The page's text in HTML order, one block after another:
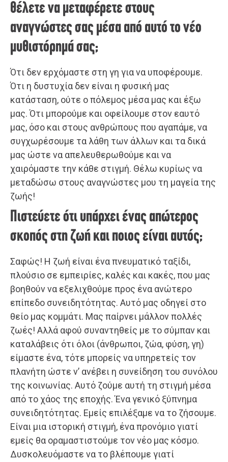
θέλετε να μεταφέρετε στους
αναγνώστες σας μέσα από αυτό το νέο
μυθιστόρημά σας;
Ότι δεν ερχόμαστε στη γη για να υποφέρουμε.
Ότι η δυστυχία δεν είναι η φυσική μας
κατάσταση, ούτε ο πόλεμος μέσα μας και έξω
μας. Ότι μπορούμε και οφείλουμε στον εαυτό
μας, όσο και στους ανθρώπους που αγαπάμε, να
συγχωρέσουμε τα λάθη των άλλων και τα δικά
μας ώστε να απελευθερωθούμε και να
χαιρόμαστε την κάθε στιγμή. Θέλω κυρίως να
μεταδώσω στους αναγνώστες μου τη μαγεία της
ζωής!
Πιστεύετε ότι υπάρχει ένας απώτερος
σκοπός στη ζωή και ποιος είναι αυτός;
Σαφώς! Η ζωή είναι ένα πνευματικό ταξίδι,
πλούσιο σε εμπειρίες, καλές και κακές, που μας
βοηθούν να εξελιχθούμε προς ένα ανώτερο
επίπεδο συνειδητότητας. Αυτό μας οδηγεί στο
θείο μας κομμάτι. Μας παίρνει μάλλον πολλές
ζωές! Αλλά αφού συναντηθείς με το σύμπαν και
καταλάβεις ότι όλοι (άνθρωποι, ζώα, φύση, γη)
είμαστε ένα, τότε μπορείς να υπηρετείς τον
πλανήτη ώστε ν’ ανέβει η συνείδηση του συνόλου
της κοινωνίας. Αυτό ζούμε αυτή τη στιγμή μέσα
από το χάος της εποχής. Ένα γενικό ξύπνημα
συνειδητότητας. Εμείς επιλέξαμε να το ζήσουμε.
Είναι μια ιστορική στιγμή, ένα προνόμιο γιατί
εμείς θα οραμαστιστούμε τον νέο μας κόσμο.
Δυσκολευόμαστε να το βλέπουμε γιατί